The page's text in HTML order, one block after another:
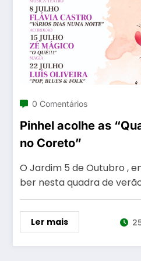
0 Comentários
Pinhel acolhe as
no Coreto”
O Jardim 5 de Outubro ,
ber nesta quadra de
Ler mais